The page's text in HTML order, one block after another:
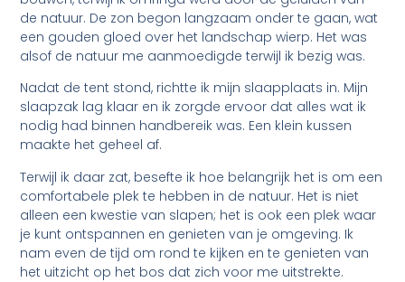
de natuur. De zon begon langzaam onder te gaan, wat
een gouden gloed over het landschap wierp. Het was
alsof de natuur me aanmoedigde terwijl ik bezig was.
Nadat de tent stond, richtte ik mijn slaapplaats in. Mijn
slaapzak lag klaar en ik zorgde ervoor dat alles wat ik
nodig had binnen handbereik was. Een klein kussen
maakte het geheel af.
Terwijl ik daar zat, besefte ik hoe belangrijk het is om een
comfortabele plek te hebben in de natuur. Het is niet
alleen een kwestie van slapen; het is ook een plek waar
je kunt ontspannen en genieten van je omgeving. Ik
nam even de tijd om rond te kijken en te genieten van
het uitzicht op het bos dat zich voor me uitstrekte.